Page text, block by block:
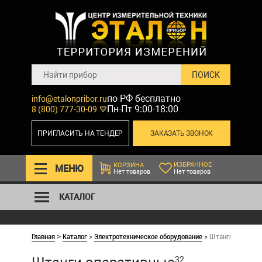
info@etalonpribor.ru
8 (800) 777-30-09
по РФ бесплатно
Пн-Пт 9:00-18:00
ЗАКАЗАТЬ ЗВОНОК
ПРИГЛАСИТЬ НА ТЕНДЕР
МЕНЮ
КОРЗИНА
Нет товаров
ИЗБРАННОЕ
Нет товаров
КАТАЛОГ
Главная >Каталог>Электротехническое оборудование> Штанги
32